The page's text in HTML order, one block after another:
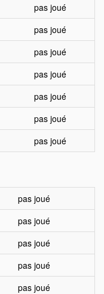
pas joué
pas joué
pas joué
pas joué
pas joué
pas joué
pas joué
pas joué
pas joué
pas joué
pas joué
pas joué